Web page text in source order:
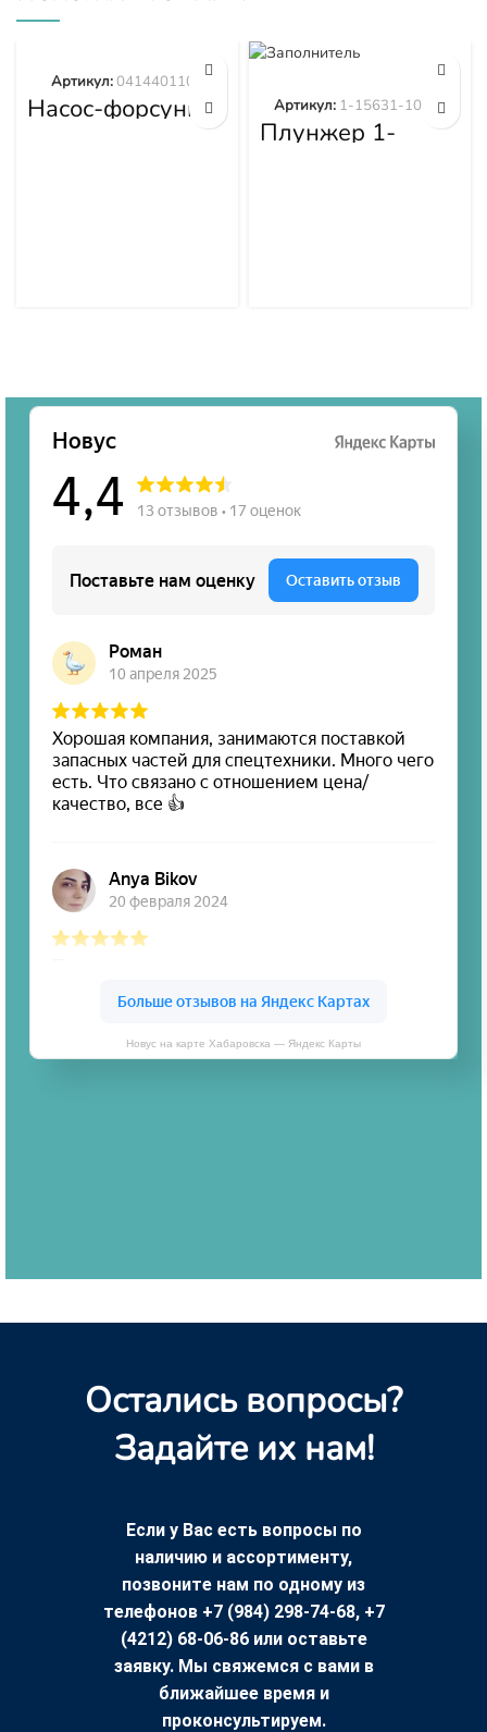
Насос-форсунка
0414401105
Артикул:0414401105
Плунжер 1-
15631-101-0
Артикул: 1-15631-101-0
Новус на карте Хабаровска — Яндекс Карты
Остались вопросы?
Задайте их нам!
Если у Вас есть вопросы по
наличию и ассортименту,
позвоните нам по одному из
телефонов +7 (984) 298-74-68, +7
(4212) 68-06-86 или оставьте
заявку. Мы свяжемся с вами в
ближайшее время и
проконсультируем.